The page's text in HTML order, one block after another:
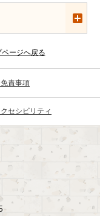
ページへ戻る
責事項
セシビリティ